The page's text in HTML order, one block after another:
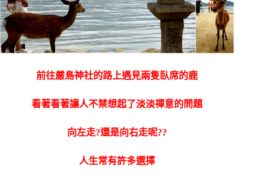
前往嚴島神社的路上遇見兩隻臥席的鹿
看著看著讓人不禁想起了淡淡禪意的問題
向左走?還是向右走呢??
人生常有許多選擇